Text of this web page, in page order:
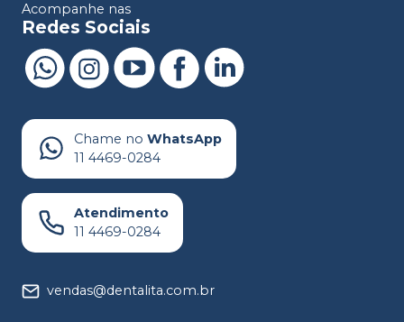
Acompanhe nas
Redes Sociais
Chame no WhatsApp
11 4469-0284
Atendimento
11 4469-0284
vendas@dentalita.com.br